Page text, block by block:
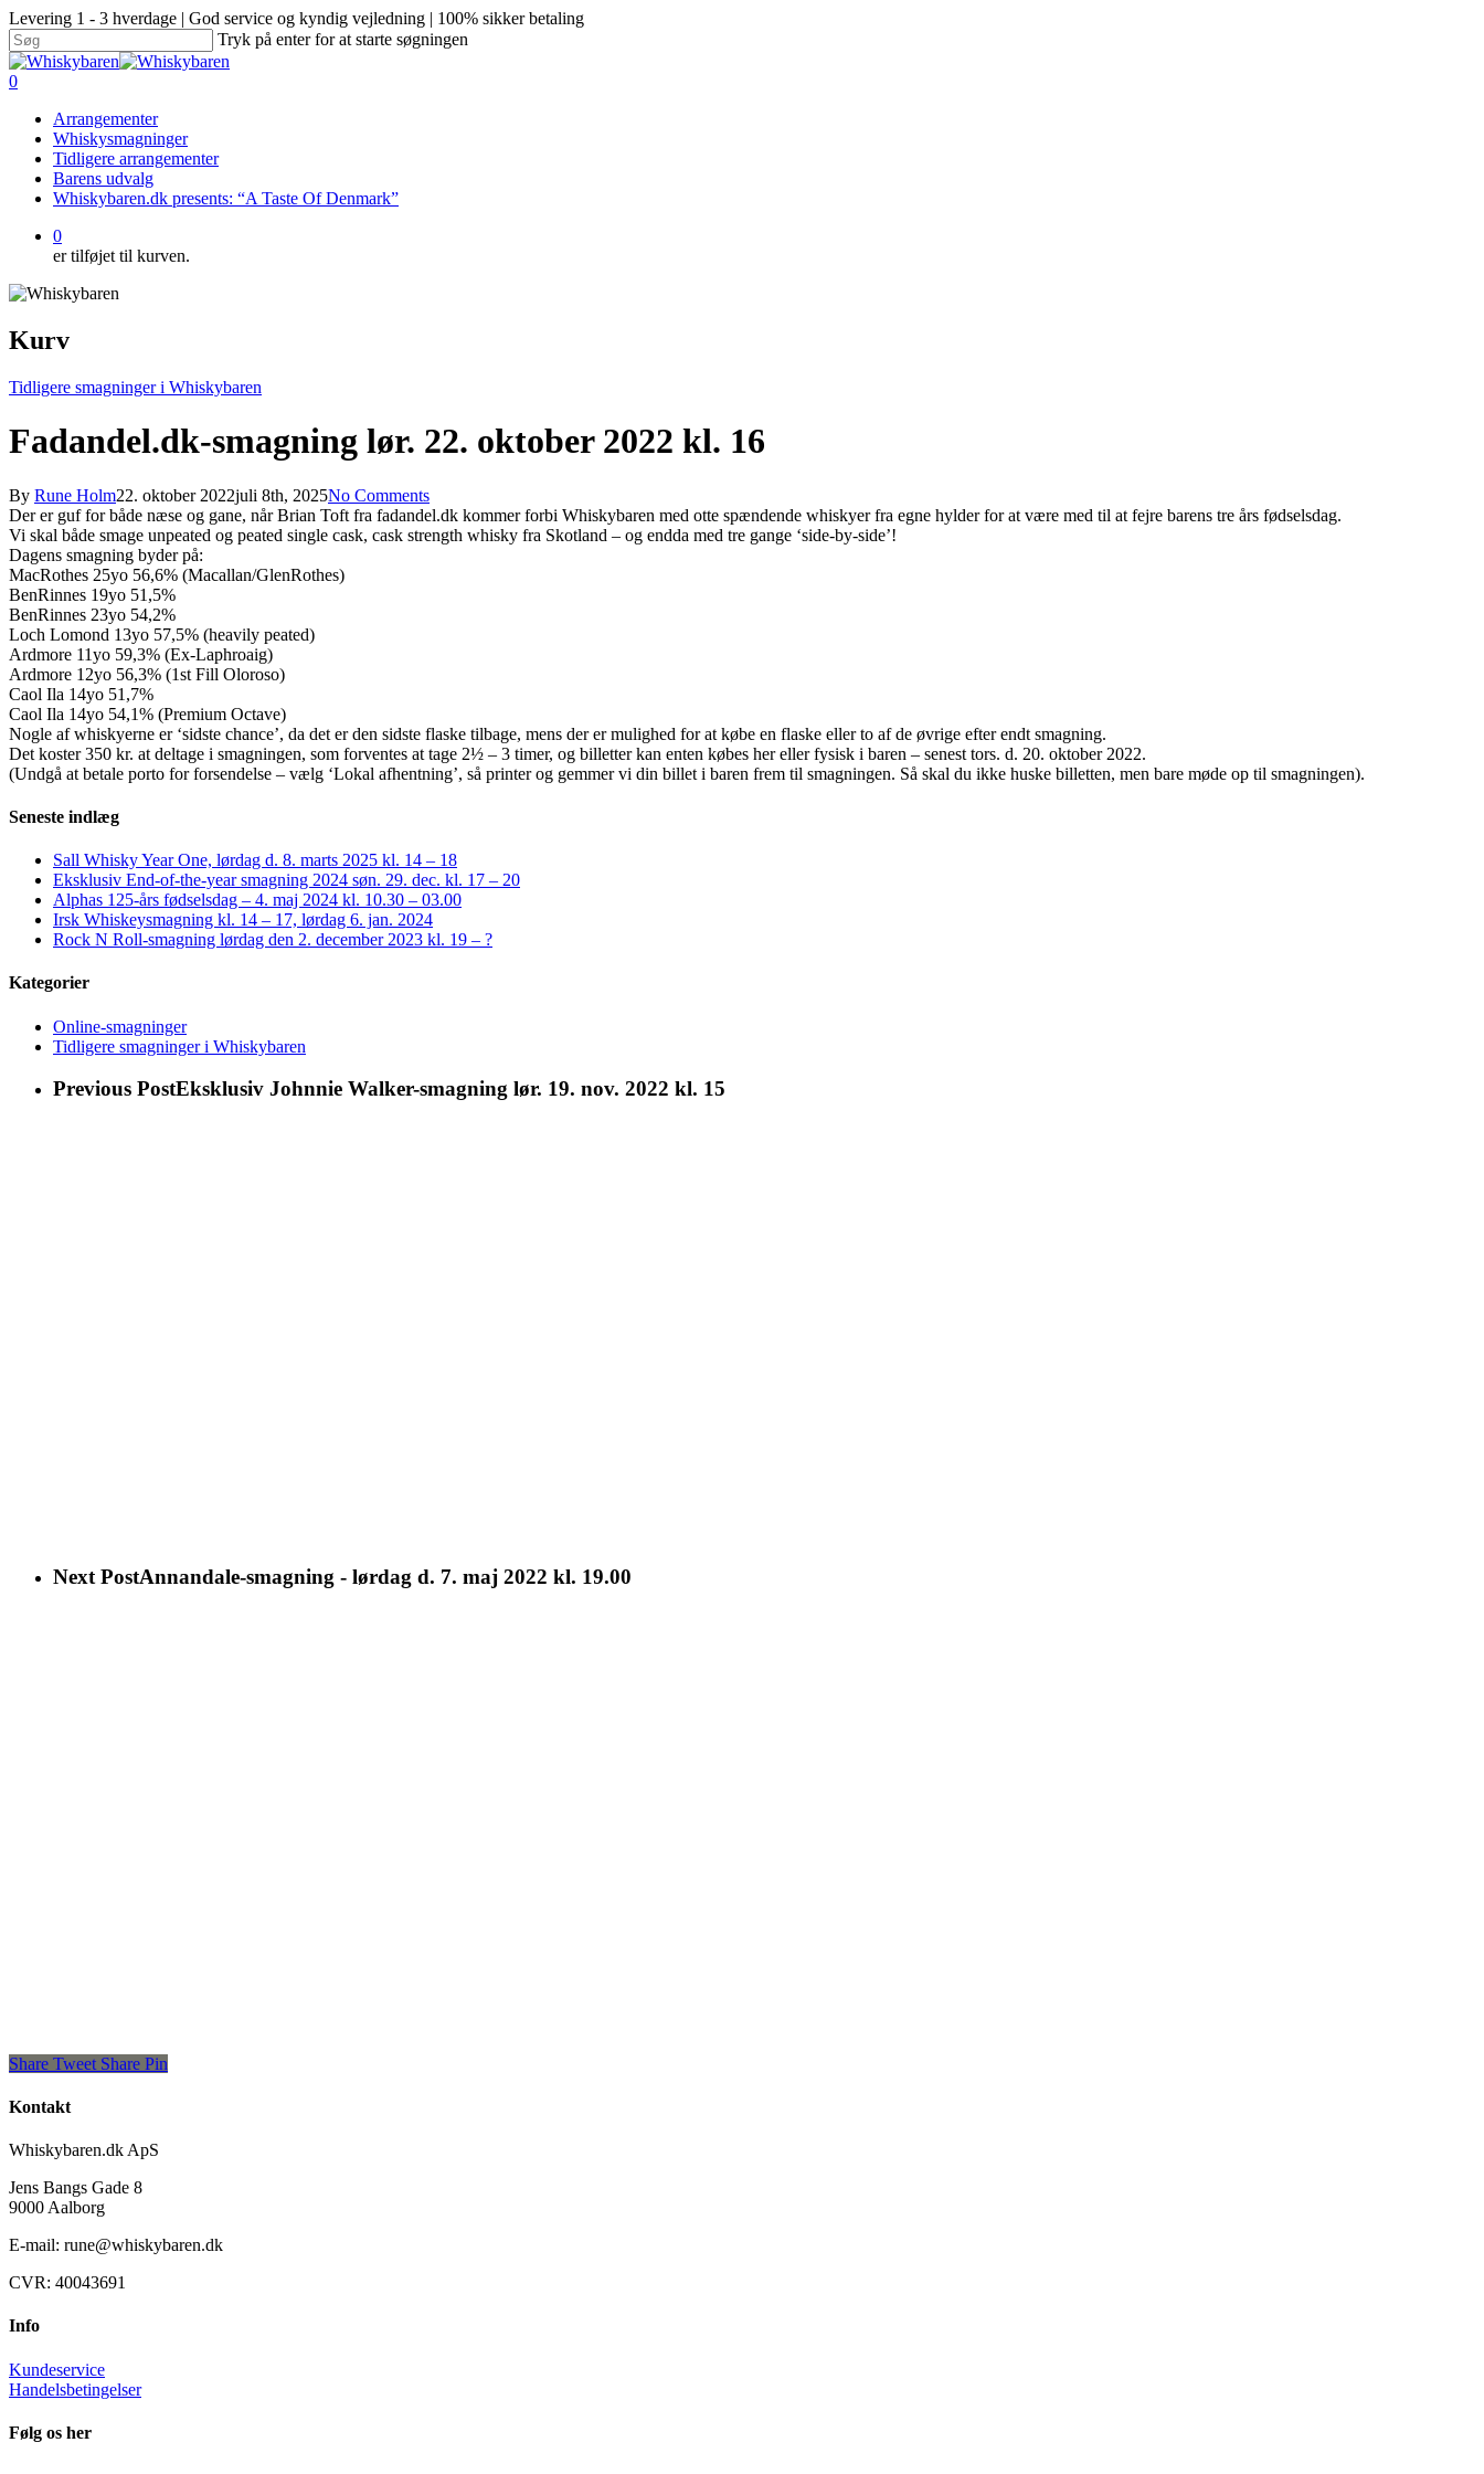
Levering 1 - 3 hverdage | God service og kyndig vejledning | 100% sikker betaling
Tryk på enter for at starte søgningen
0
Arrangementer
Whiskysmagninger
Tidligere arrangementer
Barens udvalg
Whiskybaren.dk presents: “A Taste Of Denmark”
0
er tilføjet til kurven.
Kurv
Tidligere smagninger i Whiskybaren
Fadandel.dk-smagning lør. 22. oktober 2022 kl. 16
By Rune Holm22. oktober 2022juli 8th, 2025No Comments
Der er guf for både næse og gane, når Brian Toft fra fadandel.dk kommer forbi Whiskybaren med otte spændende whiskyer fra egne hylder for at være med til at fejre barens tre års fødselsdag.
Vi skal både smage unpeated og peated single cask, cask strength whisky fra Skotland – og endda med tre gange ‘side-by-side’!
Dagens smagning byder på:
MacRothes 25yo 56,6% (Macallan/GlenRothes)
BenRinnes 19yo 51,5%
BenRinnes 23yo 54,2%
Loch Lomond 13yo 57,5% (heavily peated)
Ardmore 11yo 59,3% (Ex-Laphroaig)
Ardmore 12yo 56,3% (1st Fill Oloroso)
Caol Ila 14yo 51,7%
Caol Ila 14yo 54,1% (Premium Octave)
Nogle af whiskyerne er ‘sidste chance’, da det er den sidste flaske tilbage, mens der er mulighed for at købe en flaske eller to af de øvrige efter endt smagning.
Det koster 350 kr. at deltage i smagningen, som forventes at tage 2½ – 3 timer, og billetter kan enten købes her eller fysisk i baren – senest tors. d. 20. oktober 2022.
(Undgå at betale porto for forsendelse – vælg ‘Lokal afhentning’, så printer og gemmer vi din billet i baren frem til smagningen. Så skal du ikke huske billetten, men bare møde op til smagningen).
Seneste indlæg
Sall Whisky Year One, lørdag d. 8. marts 2025 kl. 14 – 18
Eksklusiv End-of-the-year smagning 2024 søn. 29. dec. kl. 17 – 20
Alphas 125-års fødselsdag – 4. maj 2024 kl. 10.30 – 03.00
Irsk Whiskeysmagning kl. 14 – 17, lørdag 6. jan. 2024
Rock N Roll-smagning lørdag den 2. december 2023 kl. 19 – ?
Kategorier
Online-smagninger
Tidligere smagninger i Whiskybaren
Previous PostEksklusiv Johnnie Walker-smagning lør. 19. nov. 2022 kl. 15
Next PostAnnandale-smagning - lørdag d. 7. maj 2022 kl. 19.00
Share Tweet Share Pin
Kontakt
Whiskybaren.dk ApS
Jens Bangs Gade 8
9000 Aalborg
E-mail: rune@whiskybaren.dk
CVR: 40043691
Info
Kundeservice
Handelsbetingelser
Følg os her